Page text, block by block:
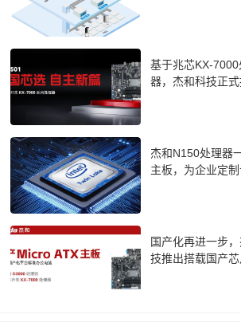
基于兆芯KX-7000
器，杰和科技正
杰和N150处理器
主板，为企业定
国产化再进一步
技推出搭载国产